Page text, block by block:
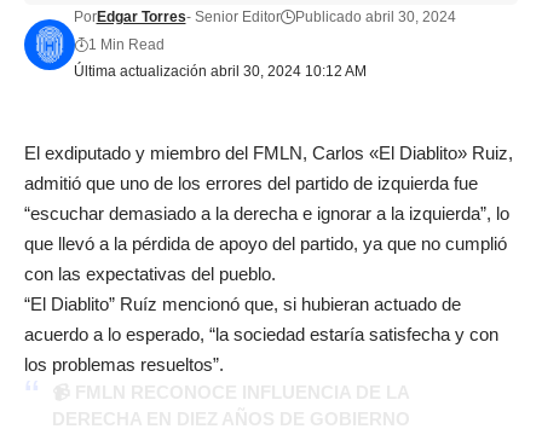
Última actualización abril 30, 2024 10:12 AM
PorEdgar Torres- Senior Editor
Publicado abril 30, 2024
1 Min Read
El exdiputado y miembro del FMLN, Carlos «El Diablito» Ruiz,
admitió que uno de los errores del partido de izquierda fue
“escuchar demasiado a la derecha e ignorar a la izquierda”, lo
que llevó a la pérdida de apoyo del partido, ya que no cumplió
con las expectativas del pueblo.
“El Diablito” Ruíz mencionó que, si hubieran actuado de
acuerdo a lo esperado, “la sociedad estaría satisfecha y con
los problemas resueltos”.